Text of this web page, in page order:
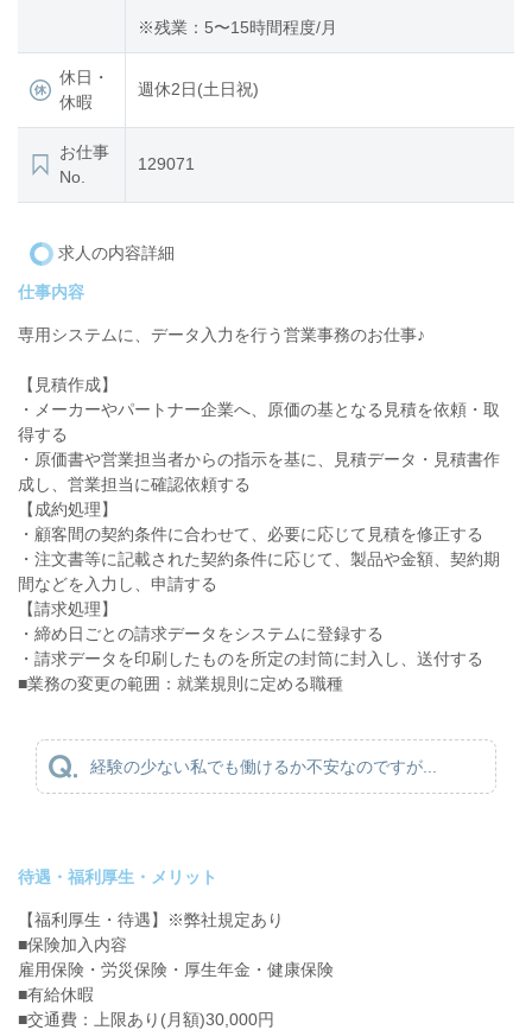
※残業：5〜15時間程度/月
休日・
休暇
週休2日(土日祝)
お仕事
No.
129071
求人の内容詳細
仕事内容
専用システムに、データ入力を行う営業事務のお仕事♪
【見積作成】
・メーカーやパートナー企業へ、原価の基となる見積を依頼・取
得する
・原価書や営業担当者からの指示を基に、見積データ・見積書作
成し、営業担当に確認依頼する
【成約処理】
・顧客間の契約条件に合わせて、必要に応じて見積を修正する
・注文書等に記載された契約条件に応じて、製品や金額、契約期
間などを入力し、申請する
【請求処理】
・締め日ごとの請求データをシステムに登録する
・請求データを印刷したものを所定の封筒に封入し、送付する
■業務の変更の範囲：就業規則に定める職種
経験の少ない私でも働けるか不安なのですが...
待遇・福利厚生・メリット
【福利厚生・待遇】※弊社規定あり
■保険加入内容
雇用保険・労災保険・厚生年金・健康保険
■有給休暇
■交通費：上限あり(月額)30,000円